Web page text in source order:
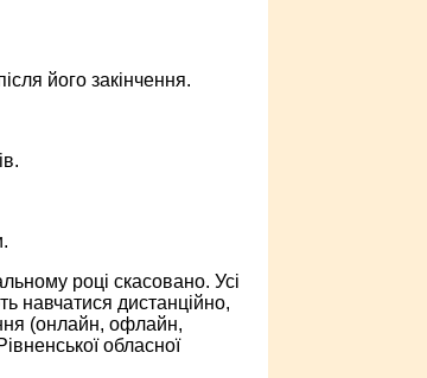
його закінчення.
році скасовано. Усі
навчатися дистанційно,
(онлайн, офлайн,
обласної